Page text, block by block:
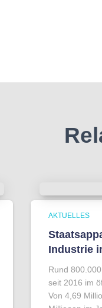
AKTUELLES
Industrie
Rund
seit 2016 im
Von 4,69